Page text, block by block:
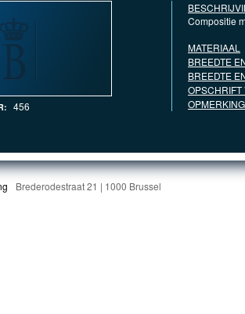
456
Compositie
MATERIAAL
BREEDTE
BREEDTE
OPSCHRIFT
Brederodestraat 21 | 1000 Brussel